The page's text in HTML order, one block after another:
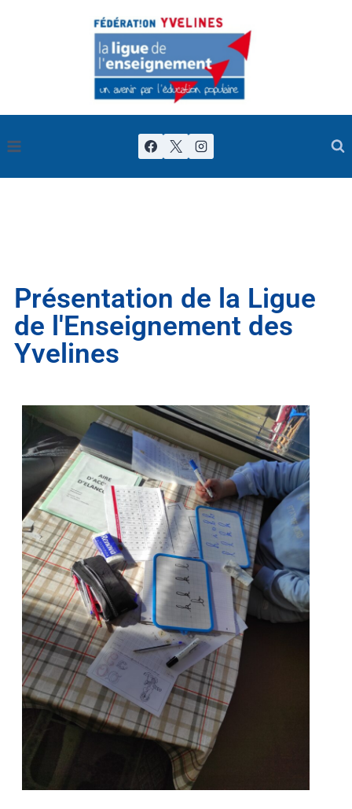
Présentation de la Ligue
de l'Enseignement des
Yvelines